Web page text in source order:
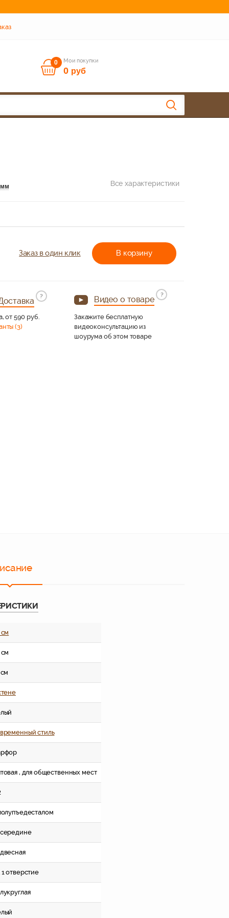
0 Мои покупки
0 руб
мм Все характеристики
В корзину
Заказ в один клик
?
от 590 руб.
(3)
Видео о товаре
?
Закажите бесплатную
видеоконсультацию из
шоурума об этом товаре
стиль
, для общественных мест
1 отверстие